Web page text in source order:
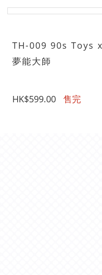
TH-009 90s Toys
夢能大師
HK$599.00 售完